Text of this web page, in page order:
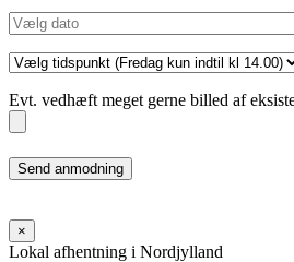
Evt. vedhæft meget gerne billed af
Please
leave
field
empty.
×
Lokal afhentning i Nordjylland